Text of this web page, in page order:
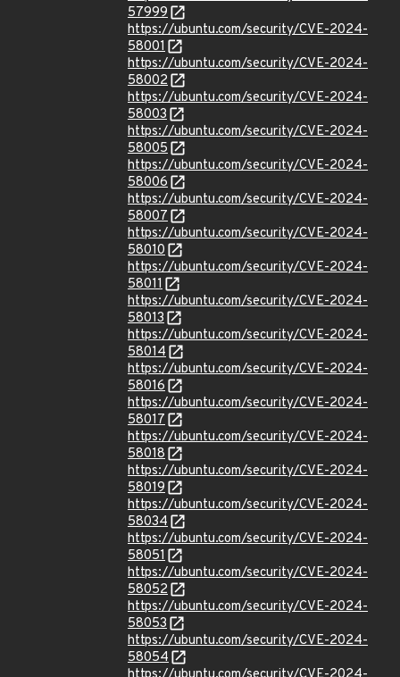
57999
https://ubuntu.com/security/CVE-2024-
58001
https://ubuntu.com/security/CVE-2024-
58002
https://ubuntu.com/security/CVE-2024-
58003
https://ubuntu.com/security/CVE-2024-
58005
https://ubuntu.com/security/CVE-2024-
58006
https://ubuntu.com/security/CVE-2024-
58007
https://ubuntu.com/security/CVE-2024-
58010
https://ubuntu.com/security/CVE-2024-
58011
https://ubuntu.com/security/CVE-2024-
58013
https://ubuntu.com/security/CVE-2024-
58014
https://ubuntu.com/security/CVE-2024-
58016
https://ubuntu.com/security/CVE-2024-
58017
https://ubuntu.com/security/CVE-2024-
58018
https://ubuntu.com/security/CVE-2024-
58019
https://ubuntu.com/security/CVE-2024-
58034
https://ubuntu.com/security/CVE-2024-
58051
https://ubuntu.com/security/CVE-2024-
58052
https://ubuntu.com/security/CVE-2024-
58053
https://ubuntu.com/security/CVE-2024-
58054